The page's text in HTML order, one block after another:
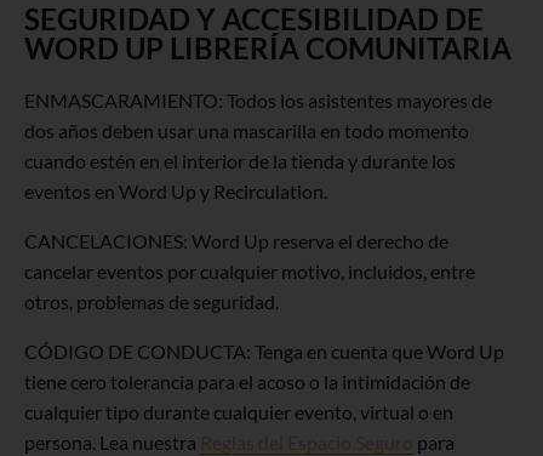
SEGURIDAD Y ACCESIBILIDAD DE
WORD UP LIBRERÍA COMUNITARIA
ENMASCARAMIENTO: Todos los asistentes mayores de
dos años deben usar una mascarilla en todo momento
cuando estén en el interior de la tienda y durante los
eventos en Word Up y Recirculation.
CANCELACIONES: Word Up reserva el derecho de
cancelar eventos por cualquier motivo, incluidos, entre
otros, problemas de seguridad.
CÓDIGO DE CONDUCTA: Tenga en cuenta que Word Up
tiene cero tolerancia para el acoso o la intimidación de
cualquier tipo durante cualquier evento, virtual o en
persona. Lea nuestra Reglas del Espacio Seguro para